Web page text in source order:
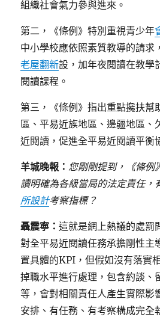
組織社會氣力參與進來。
第二，《條例》特別重視青少年
中小學校應依照素質教導的請求
老屋翻新設，加年夜閱讀在教學
閱讀課程。
第三，《條例》指出重點攙扶幫
區、平易近族地區、邊疆地區、
近閱讀，促進全平易近閱讀平衡
羊城晚報： 您剛剛提到，《條例
讀明確為各級當局的法定責任，
所設計考察指標？
聶震寧：這就是網上熱議的處罰
對全平易近閱讀任務承擔剛性主
置具體的KPI，但假如沒有落實
掉職水平進行處理，包含約談、
等，會對相關責任人產生實際影
安排、有任務、有考察構成完全